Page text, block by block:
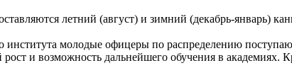
летний (август) и зимний (декабрь-январь)
института молодые офицеры по распределению
и возможность дальнейшего обучения в академиях.